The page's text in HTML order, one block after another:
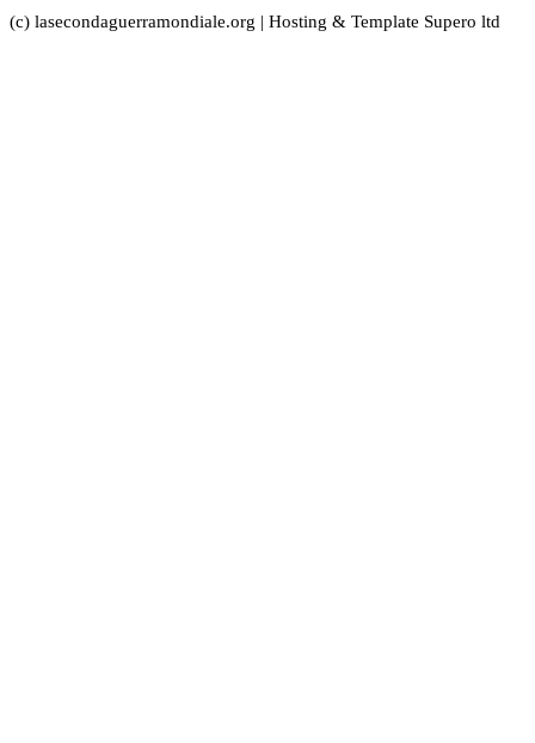
(c) lasecondaguerramondiale.org | Hosting & Template Supero ltd